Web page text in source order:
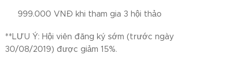
✅ 999.000 VNĐ khi tham gia 3 hội thảo
**LƯU Ý: Hội viên đăng ký sớm (trước ngày
30/08/2019) được giảm 15%.